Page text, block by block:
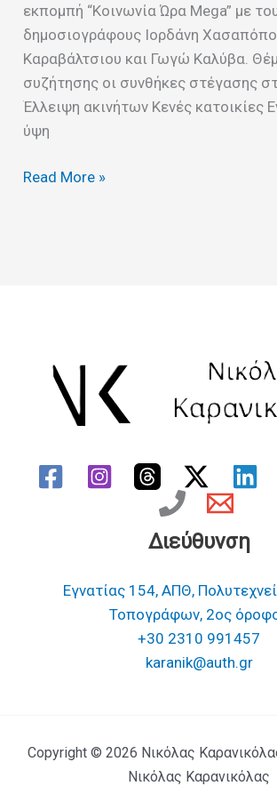
εκπομπή “Κοινωνία Ώρα Mega” με
δημοσιογράφους Ιορδάνη
Καραβάλτσιου και Γωγώ Καλύβα.
συζήτησης οι συνθήκες στέγασης
Έλλειψη ακινήτων Κενές κατοικίες
ύψη
Read More »
Διεύθυνση
Εγνατίας 154, ΑΠΘ,
Τοπογράφων, 2ος
+30 2310 991457
karanik@auth.gr
Copyright © 2026 Νικόλας
Νικόλας Καρανικόλας